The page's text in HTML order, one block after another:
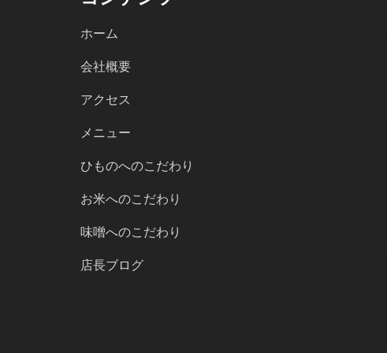
ホーム
会社概要
アクセス
メニュー
ひものへのこだわり
お米へのこだわり
味噌へのこだわり
店長ブログ